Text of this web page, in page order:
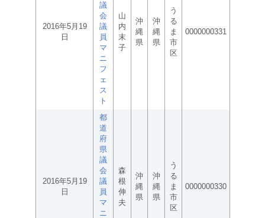
2016年5月19
日
議
会
議
員
マ
ニ
フ
ェ
ス
ト
山
内
末
子
沖
縄
県
沖
縄
県
う
る
ま
市
区
0000000331
2016年5月19
日
都
道
府
県
議
会
議
員
マ
ニ
森
根
伸
夫
沖
縄
県
沖
縄
県
う
る
ま
市
区
0000000330